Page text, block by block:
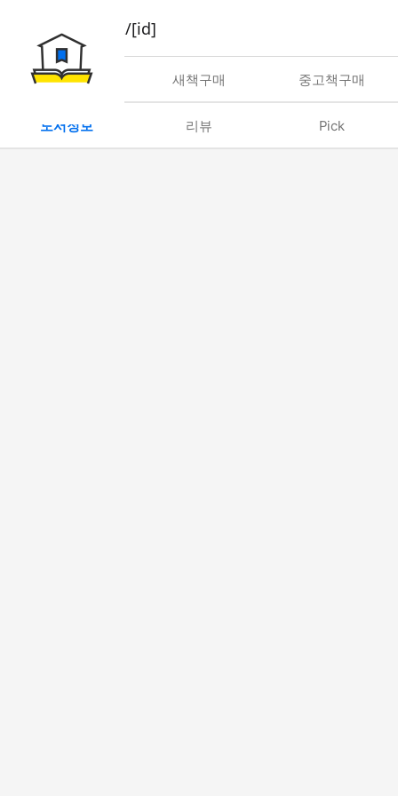
book/rent/[id]
대여 새책구매 중고책구매
도서정보 리뷰 Pick